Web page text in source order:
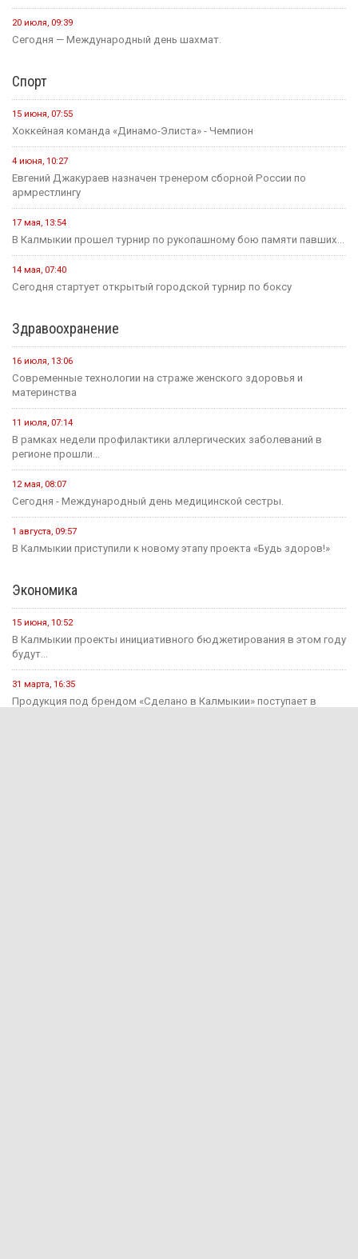
20 июля, 09:39
Сегодня — Международный день шахмат.
Спорт
15 июня, 07:55
Хоккейная команда «Динамо-Элиста» - Чемпион
4 июня, 10:27
Евгений Джакураев назначен тренером сборной России по
армрестлингу
17 мая, 13:54
В Калмыкии прошел турнир по рукопашному бою памяти павших...
14 мая, 07:40
Сегодня стартует открытый городской турнир по боксу
Здравоохранение
16 июля, 13:06
Современные технологии на страже женского здоровья и
материнства
11 июля, 07:14
В рамках недели профилактики аллергических заболеваний в
регионе прошли...
12 мая, 08:07
Сегодня - Международный день медицинской сестры.
1 августа, 09:57
В Калмыкии приступили к новому этапу проекта «Будь здоров!»
Экономика
15 июня, 10:52
В Калмыкии проекты инициативного бюджетирования в этом году
будут...
31 марта, 16:35
Продукция под брендом «Сделано в Калмыкии» поступает в